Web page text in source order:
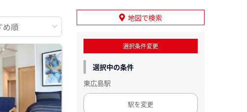
地図で検索
選択条件変更
選択中の条件
東広島駅
駅を変更